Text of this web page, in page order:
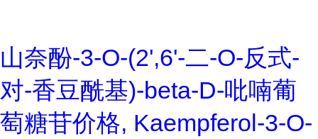
山奈酚-3-O-(2',6'-二-O-反式-
对-香豆酰基)-beta-D-吡喃葡
萄糖苷价格, Kaempferol-3-O-